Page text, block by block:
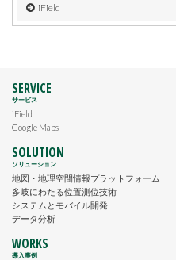
iField
SERVICE
サービス
iField
Google Maps
SOLUTION
ソリューション
地図・地理空間情報プラットフォーム
多岐にわたる位置測位技術
システムとモバイル開発
データ分析
WORKS
導入事例